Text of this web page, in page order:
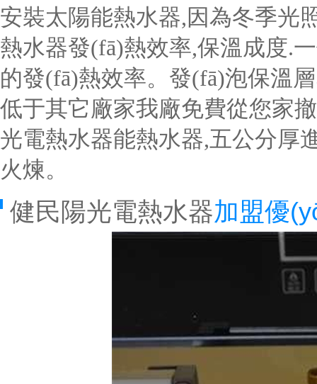
安裝太陽能熱水器,因為冬季光
熱水器發(fā)熱效率,保溫成度.
的發(fā)熱效率。發(fā)泡保溫
低于其它廠家我廠免費從您家
光電熱水器能熱水器,五公分厚
火煉。
健民陽光電熱水器加盟優